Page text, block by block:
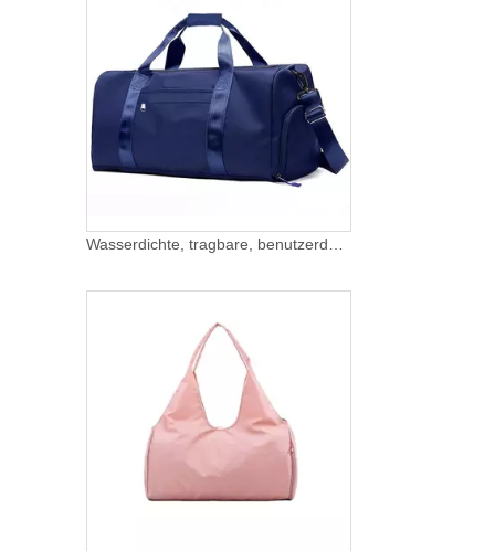
Wasserdichte, tragbare, benutzerdefinierte Reise-Sporttaschen, Crossbody, Sport, Tanz, Weekender, Sport-Duffle-Tasche für die Nacht